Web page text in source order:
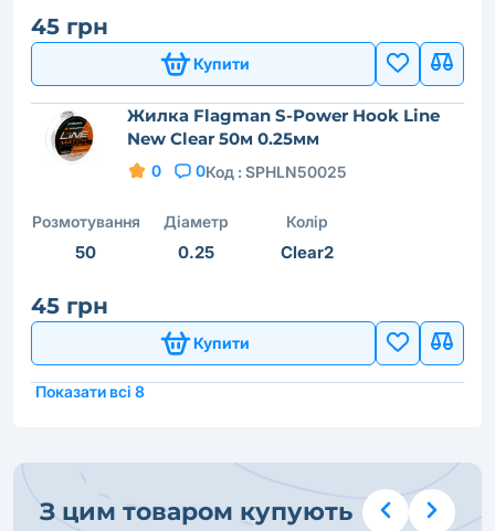
45 грн
Купити
Жилка Flagman S-Power Hook Line
New Clear 50м 0.25мм
0 0Код : SPHLN50025
Розмотування
50
Діаметр
0.25
Колір
Clear2
45 грн
Купити
Показати всі 8
З цим товаром купують